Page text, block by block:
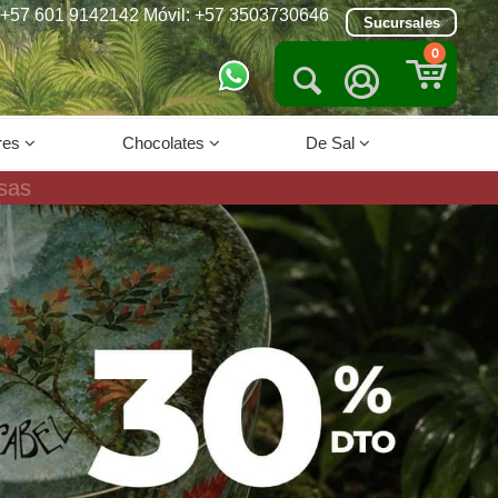
Sucursales
601 9142142 Móvil: +57 3503730646
0


Chocolates De Sal